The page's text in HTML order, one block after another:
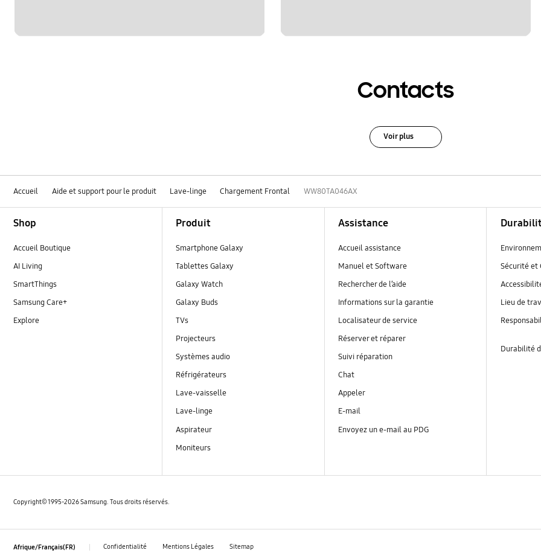
Contacts
Voir plus
Accueil Aide et support pour le produit Lave-linge Chargement Frontal WW80TA046AX
Shop
Accueil Boutique
AI Living
SmartThings
Samsung Care+
Explore
Produit
Smartphone Galaxy
Tablettes Galaxy
Galaxy Watch
Galaxy Buds
TVs
Projecteurs
Systèmes audio
Réfrigérateurs
Lave-vaisselle
Lave-linge
Aspirateur
Moniteurs
Assistance
Accueil assistance
Manuel et Software
Rechercher de l’aide
Informations sur la garantie
Localisateur de service
Réserver et réparer
Suivi réparation
Chat
Appeler
E-mail
Envoyez un e-mail au PDG
Sécurité et
Lieu de
Durabilité
Copyright© 1995-2026 Samsung. Tous droits réservés.
Afrique/Français(FR) Confidentialité Mentions Légales Sitemap